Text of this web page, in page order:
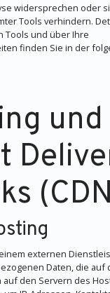
widersprechen oder
Tools verhindern.
Tools und über Ihre
finden Sie in der
und
externen
Daten, die auf
den Servern des